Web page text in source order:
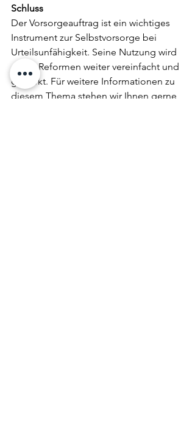
Schluss
Der Vorsorgeauftrag ist ein wichtiges
Instrument zur Selbstvorsorge bei
Urteilsunfähigkeit. Seine Nutzung wird
durch Reformen weiter vereinfacht und
gestärkt. Für weitere Informationen zu
diesem Thema stehen wir Ihnen gerne